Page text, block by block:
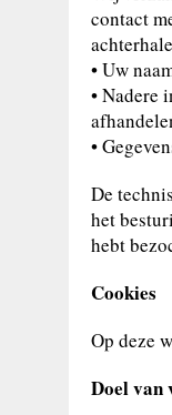
contact
• Uw
• Nadere
•
De
het
hebt
Cookies
Op deze
Doel van